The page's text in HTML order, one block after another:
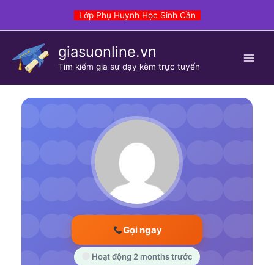
Lớp Phụ Huynh Học Sinh Cần
giasuonline.vn
Tim kiếm gia sư dạy kèm trực tuyến
Gọi ngay
Hoạt động 2 months trước